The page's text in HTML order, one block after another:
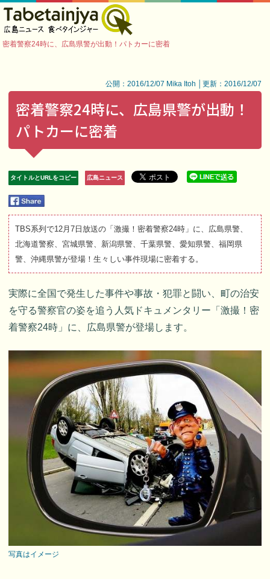
密着警察24時に、広島県警が出動！パトカーに密着
公開：2016/12/07 Mika Itoh │更新：2016/12/07
密着警察24時に、広島県警が出動！
パトカーに密着
タイトルとURLをコピー 広島ニュース
TBS系列で12月7日放送の「激撮！密着警察24時」に、広島県警、
北海道警察、宮城県警、新潟県警、千葉県警、愛知県警、福岡県
警、沖縄県警が登場！生々しい事件現場に密着する。
実際に全国で発生した事件や事故・犯罪と闘い、町の治安
を守る警察官の姿を追う人気ドキュメンタリー「激撮！密
着警察24時」に、広島県警が登場します。
写真はイメージ